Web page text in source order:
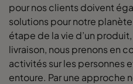
pour nos clients doivent
solutions pour notre
étape de la vie d’un
livraison, nous prenons en
activités sur les personnes
entoure. Par une approche